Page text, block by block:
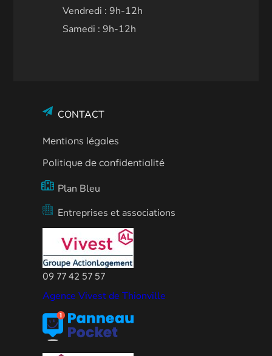
Vendredi : 9h-12h
Samedi : 9h-12h
CONTACT
Mentions légales
Politique de confidentialité
Plan Bleu
Entreprises et associations
09 77 42 57 57
Agence Vivest de Thionville